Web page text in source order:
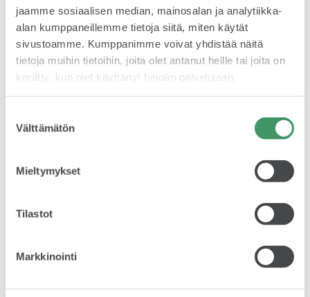
jaamme sosiaalisen median, mainosalan ja analytiikka-
alan kumppaneillemme tietoja siitä, miten käytät
sivustoamme. Kumppanimme voivat yhdistää näitä
tietoja muihin tietoihin, joita olet antanut heille tai joita on
kerätty, kun olet käyttänyt heidän palvelujaan.
valinta
Välttämätön
Mieltymykset
Tilastot
Markkinointi
ja takana on hattutemppukin. ”Voittoputkessa mennään ja
sitä yritetään Lahdessa elokuun puolivälissä jatkaa.
Pistetilanne näyttää hyvältä, mutta viimeiset kisat
määrittelevät lopputilanteen. Vakavissaan ja rennosti
edetään.”